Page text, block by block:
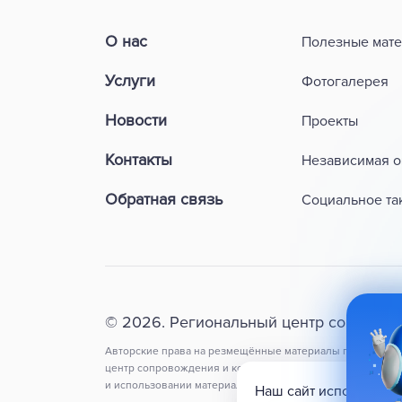
О нас
Услуги
Новости
Контакты
Обратная связь
Полезные
Фотогалерея
Проекты
Независимая
Социальное
© 2026. Региональный центр
Авторские права на резмещённые материалы
центр сопровождения и комплексной реабилитации
и использовании материалов сайта ссылка на оригинал
Наш сайт использует